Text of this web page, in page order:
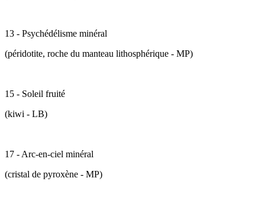
13 - Psychédélisme minéral
(péridotite, roche du manteau lithosphérique - MP)
15 - Soleil fruité
(kiwi - LB)
17 - Arc-en-ciel minéral
(cristal de pyroxène - MP)